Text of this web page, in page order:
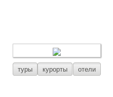
туры курорты отели